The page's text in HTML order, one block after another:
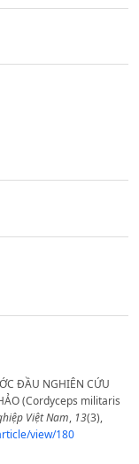
ĐẦU NGHIÊN CỨU
(Cordyceps militaris
Việt Nam, 13(3),
view/180